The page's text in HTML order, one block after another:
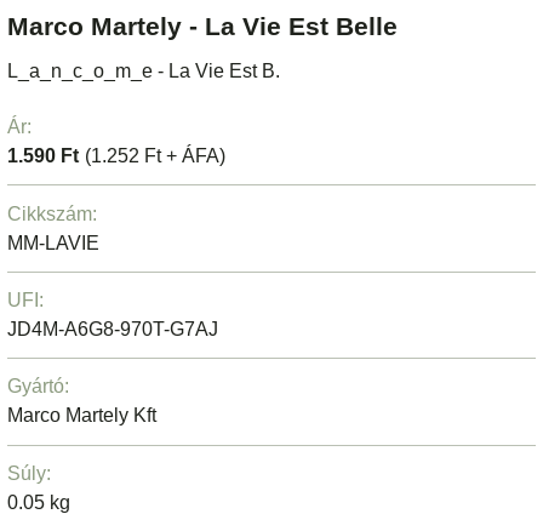
Marco Martely - La Vie Est Belle
L_a_n_c_o_m_e - La Vie Est B.
Ár:
1.590 Ft (1.252 Ft + ÁFA)
Cikkszám:
MM-LAVIE
UFI:
JD4M-A6G8-970T-G7AJ
Gyártó:
Marco Martely Kft
Súly:
0.05 kg